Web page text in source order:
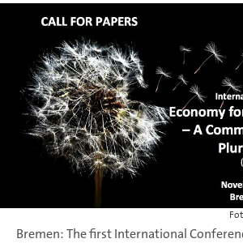
Bremen: The first International